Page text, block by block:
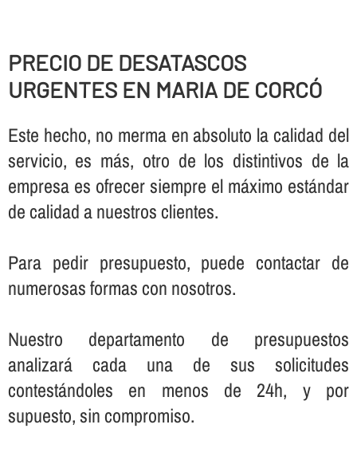
PRECIO DE DESATASCOS
URGENTES EN MARIA DE CORCÓ
Este hecho, no merma en absoluto la calidad del
servicio, es más, otro de los distintivos de la
empresa es ofrecer siempre el máximo estándar
de calidad a nuestros clientes.
Para pedir presupuesto, puede contactar de
numerosas formas con nosotros.
Nuestro departamento de presupuestos
analizará cada una de sus solicitudes
contestándoles en menos de 24h, y por
supuesto, sin compromiso.